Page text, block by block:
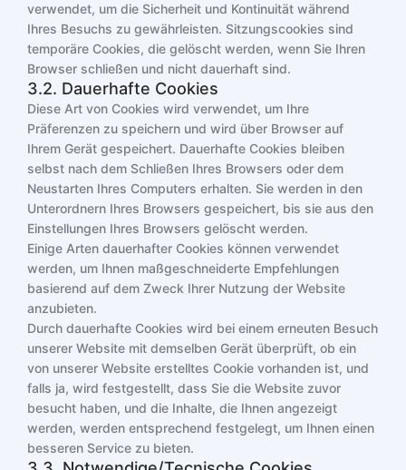
verwendet, um die Sicherheit und Kontinuität während
Ihres Besuchs zu gewährleisten. Sitzungscookies sind
temporäre Cookies, die gelöscht werden, wenn Sie Ihren
Browser schließen und nicht dauerhaft sind.
3.2. Dauerhafte Cookies
Diese Art von Cookies wird verwendet, um Ihre
Präferenzen zu speichern und wird über Browser auf
Ihrem Gerät gespeichert. Dauerhafte Cookies bleiben
selbst nach dem Schließen Ihres Browsers oder dem
Neustarten Ihres Computers erhalten. Sie werden in den
Unterordnern Ihres Browsers gespeichert, bis sie aus den
Einstellungen Ihres Browsers gelöscht werden.
Einige Arten dauerhafter Cookies können verwendet
werden, um Ihnen maßgeschneiderte Empfehlungen
basierend auf dem Zweck Ihrer Nutzung der Website
anzubieten.
Durch dauerhafte Cookies wird bei einem erneuten Besuch
unserer Website mit demselben Gerät überprüft, ob ein
von unserer Website erstelltes Cookie vorhanden ist, und
falls ja, wird festgestellt, dass Sie die Website zuvor
besucht haben, und die Inhalte, die Ihnen angezeigt
werden, werden entsprechend festgelegt, um Ihnen einen
besseren Service zu bieten.